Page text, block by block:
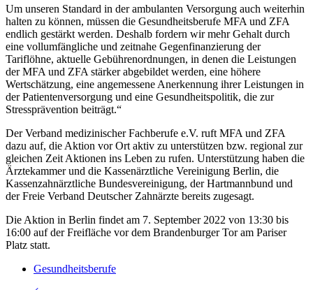
Um unseren Standard in der ambulanten Versorgung auch weiterhin
halten zu können, müssen die Gesundheitsberufe MFA und ZFA
endlich gestärkt werden. Deshalb fordern wir mehr Gehalt durch
eine vollumfängliche und zeitnahe Gegenfinanzierung der
Tariflöhne, aktuelle Gebührenordnungen, in denen die Leistungen
der MFA und ZFA stärker abgebildet werden, eine höhere
Wertschätzung, eine angemessene Anerkennung ihrer Leistungen in
der Patientenversorgung und eine Gesundheitspolitik, die zur
Stressprävention beiträgt.“
Der Verband medizinischer Fachberufe e.V. ruft MFA und ZFA
dazu auf, die Aktion vor Ort aktiv zu unterstützen bzw. regional zur
gleichen Zeit Aktionen ins Leben zu rufen. Unterstützung haben die
Ärztekammer und die Kassenärztliche Vereinigung Berlin, die
Kassenzahnärztliche Bundesvereinigung, der Hartmannbund und
der Freie Verband Deutscher Zahnärzte bereits zugesagt.
Die Aktion in Berlin findet am 7. September 2022 von 13:30 bis
16:00 auf der Freifläche vor dem Brandenburger Tor am Pariser
Platz statt.
Gesundheitsberufe